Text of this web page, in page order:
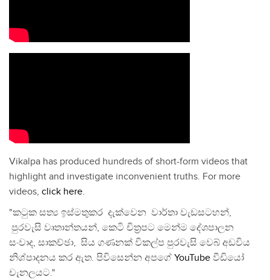
Vikalpa has produced hundreds of short-form videos that
highlight and investigate inconvenient truths. For more
videos, click here.
"කටුක සත්‍ය ඉස්මතුකර දැක්වෙන වාර්තා වැඩසටහන්,
පුරවැසි වෘතාන්තයන්, කෙටි චිත්‍රපට මෙන්ම දේශපාලන
සංවාද, සාකච්ඡා, සිය ගණනක් විකල්ප පුරවැසි වෙබ් අඩවිය
නිශ්පාදනය කර ඇත. පිවිසෙන්න අපගේ YouTube වීඩියෝ
චැනලයට."